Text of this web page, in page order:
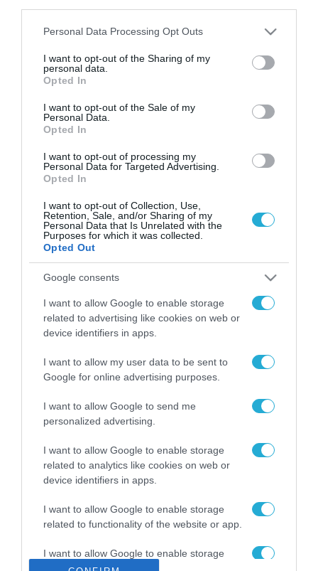
Please note that this website/app uses one or more Google
not limited to your visit or usage behaviour. You may click to
grant or deny consent to Google and its third-party tags to
use your data for below specified purposes in below Google
consent section.
Personal Data Processing Opt Outs
I want to opt-out of the Sharing of my
personal data.
Opted In
I want to opt-out of the Sale of my
Personal Data.
Opted In
I want to opt-out of processing my
Personal Data for Targeted Advertising.
Opted In
I want to opt-out of Collection, Use,
Retention, Sale, and/or Sharing of my
Personal Data that Is Unrelated with the
Purposes for which it was collected.
Opted Out
Google consents
I want to allow Google to enable storage
related to advertising like cookies on web or
device identifiers in apps.
I want to allow my user data to be sent to
Google for online advertising purposes.
I want to allow Google to send me
personalized advertising.
I want to allow Google to enable storage
related to analytics like cookies on web or
device identifiers in apps.
I want to allow Google to enable storage
related to functionality of the website or app.
I want to allow Google to enable storage
related to personalization.
ΡΟΗ ΕΙΔΗΣΕΩΝ
Το χρηματοδοτούμενο
από την ΕΕ έργο “The
Gaming Police”
ενισχύει την ασφάλεια
των παιδιών στο
διαδίκτυο
31.07.2026
ΑΑΔΕ: Διευκρινίσεις
για τα πρόστιμα σε
αφορούν τους ΦΗΜ
Σ. Καλαφάτης: «Η
Τεχνητή Νοημοσύνη
δεν είναι απλώς μια
μια νέα βιομηχανική
επανάσταση»
Νέος οδηγός του ΕΚΤ
των ελληνικών